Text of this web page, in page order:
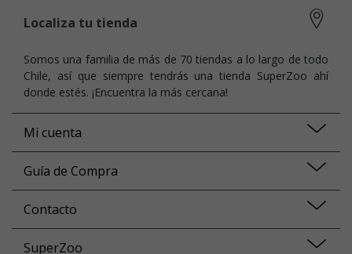
Localiza tu tienda
Somos una familia de más de 70 tiendas a lo largo de todo
Chile, así que siempre tendrás una tienda SuperZoo ahí
donde estés. ¡Encuentra la más cercana!
Mi cuenta
Guía de Compra
Contacto
SuperZoo